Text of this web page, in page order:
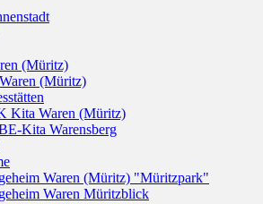
(Müritz)
(Müritz)
Kita Waren (Müritz)
Kita Warensberg
Waren (Müritz) "Müritzpark"
Waren Müritzblick